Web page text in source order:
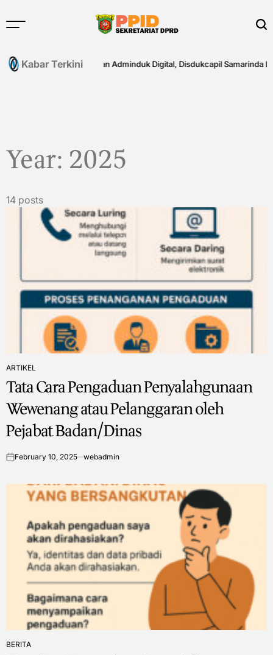
to
Kabar Terkini
Fasilitasi Layanan Adminduk Digital, Disdukcapil Samarinda
Year: 2025
14 posts
POSTED
IN
ARTIKEL
Tata Cara Pengaduan Penyalahgunaan
Wewenang atau Pelanggaran oleh
Pejabat Badan/Dinas
onFebruary 10, 2025 webadmin
POSTED
BERITA